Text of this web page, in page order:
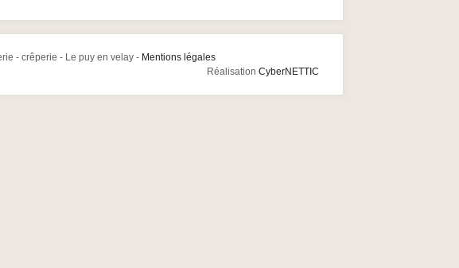
- crêperie - Le puy en velay - Mentions légales
RéalisationCyberNETTIC